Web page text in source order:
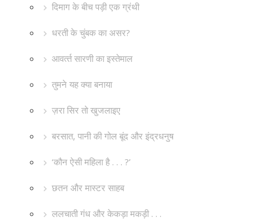
दिमाग के बीच पड़ी एक ग्रंथी
धरती के चुंबक का असर?
आवर्त्‍त सारणी का इस्‍तेमाल
तुमने यह क्‍या बनाया
ज़रा सिर तो खुजलाइए
बरसात, पानी की गोल बूंद और इंद्रधनुष
‘कौन ऐसी महिला है . . . ?’
छतन और मास्‍टर साहब
ललचाती गंध और केकड़ा मकड़ी . . .